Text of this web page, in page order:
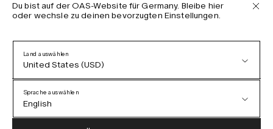
Melden Sie sich an, um die neuesten Informationen über
Datenschutzerklärung
AGB
Barrierefreiheit
Cookie-Richtlinie
Du bist auf der OAS-Website für Germany. Bleibe hier
oder wechsle zu deinen bevorzugten Einstellungen.
Land auswählen
United States (USD)
Austria (EUR)
Sprache auswählen
English